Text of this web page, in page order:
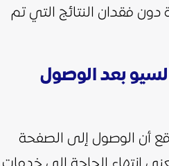
فقدان النتائج التي تم
بعد الوصول
أن الوصول إلى الصفحة